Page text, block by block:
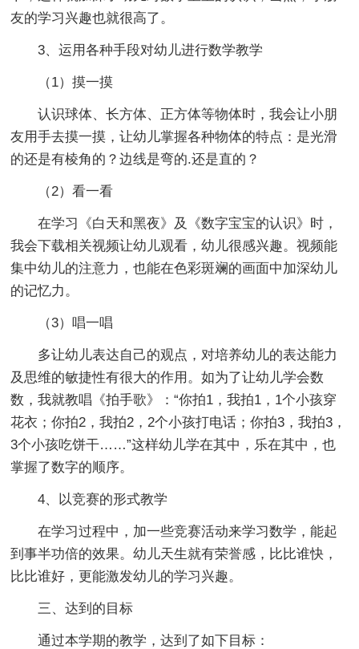
友的学习兴趣也就很高了。
3、运用各种手段对幼儿进行数学教学
（1）摸一摸
认识球体、长方体、正方体等物体时，我会让小朋
友用手去摸一摸，让幼儿掌握各种物体的特点：是光滑
的还是有棱角的？边线是弯的.还是直的？
（2）看一看
在学习《白天和黑夜》及《数字宝宝的认识》时，
我会下载相关视频让幼儿观看，幼儿很感兴趣。视频能
集中幼儿的注意力，也能在色彩斑斓的画面中加深幼儿
的记忆力。
（3）唱一唱
多让幼儿表达自己的观点，对培养幼儿的表达能力
及思维的敏捷性有很大的作用。如为了让幼儿学会数
数，我就教唱《拍手歌》：“你拍1，我拍1，1个小孩穿
花衣；你拍2，我拍2，2个小孩打电话；你拍3，我拍3，
3个小孩吃饼干……”这样幼儿学在其中，乐在其中，也
掌握了数字的顺序。
4、以竞赛的形式教学
在学习过程中，加一些竞赛活动来学习数学，能起
到事半功倍的效果。幼儿天生就有荣誉感，比比谁快，
比比谁好，更能激发幼儿的学习兴趣。
三、达到的目标
通过本学期的教学，达到了如下目标：